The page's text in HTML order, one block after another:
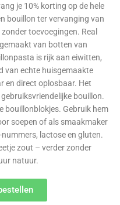
je 10% korting op de hele
bouillon ter vervanging van
toevoegingen. Real
van botten van
is rijk aan eiwitten,
van echte huisgemaakte
en direct oplosbaar. Het
bouillon.
bouillonblokjes. Gebruik hem
soepen of als smaakmaker
lactose en gluten.
zout – verder zonder
natuur.